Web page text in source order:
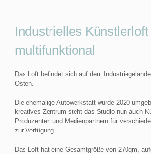
Industrielles Künstlerloft
multifunktional
Das Loft befindet sich auf dem
Osten.
Die ehemalige Autowerkstatt wurde 2020
kreatives Zentrum steht das Studio nun auch
Produzenten und Medienpartnern für
zur Verfügung.
Das Loft hat eine Gesamtgröße von 270qm,